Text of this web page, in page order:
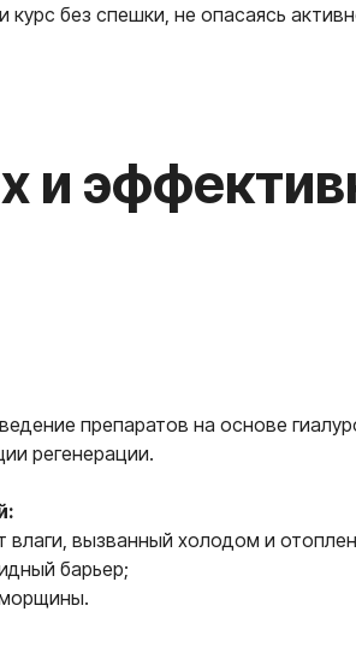
без спешки, не опасаясь
эффективных
препаратов на основе
регенерации.
влаги, вызванный холодом и
барьер;